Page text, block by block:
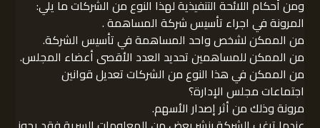
ومن أحكام اللائحة التنفيذية لهذا النوع من الشركات ما يلي:
المرونة في اجراء تأسيس شركة المساهمة .
من الممكن لشخص واحد المساهمة في تأسيس الشركة.
من الممكن للمساهمين تحديد العدد الأقصى أعضاء المجلس.
من الممكن في هذا النوع من الشركات تعديل قوانين
اجتماعات مجلس الإدارة؟
مرونة وذلك من أثر إصدار الأسهم.